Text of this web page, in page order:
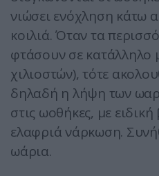
νιώσει ενόχληση κάτω
κοιλιά. Όταν τα
φτάσουν σε κατάλληλο
χιλιοστών), τότε
δηλαδή η λήψη των
στις ωοθήκες, με
ελαφριά νάρκωση.
ωάρια.